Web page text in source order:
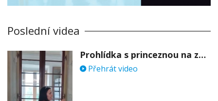
Poslední videa
Prohlídka s princeznou na zámku Stekník
Přehrát video